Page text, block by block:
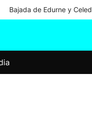
Bajada de Edurne y